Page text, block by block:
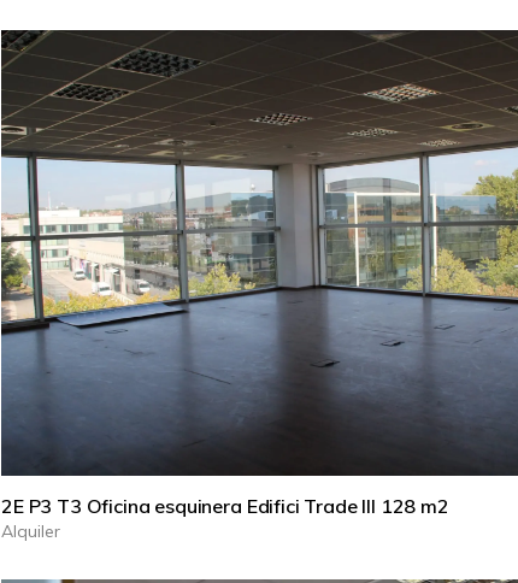
2E P3 T3 Oficina esquinera Edifici Trade III 128 m2
Alquiler